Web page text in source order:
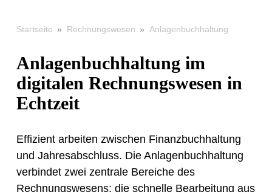
Startseite » Rechnungswesen » Anlagenbuchhaltung
Anlagenbuchhaltung im
digitalen Rechnungswesen in
Echtzeit
Effizient arbeiten zwischen Finanzbuchhaltung
und Jahresabschluss. Die Anlagenbuchhaltung
verbindet zwei zentrale Bereiche des
Rechnungswesens: die schnelle Bearbeitung aus